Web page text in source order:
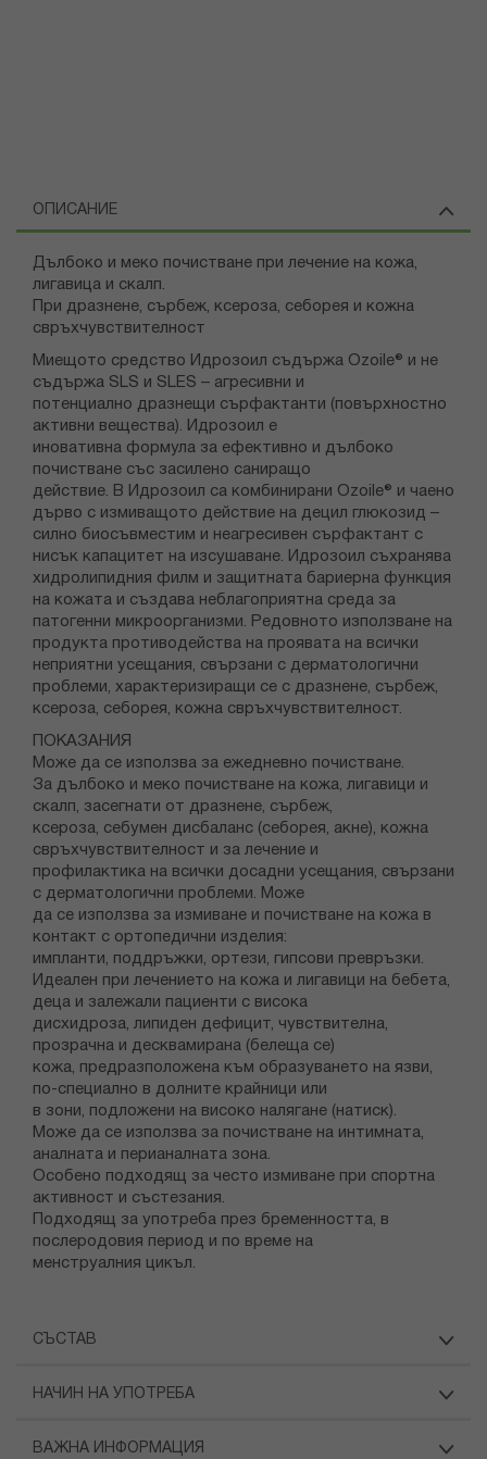
ОПИСАНИЕ
Дълбоко и меко почистване при лечение на кожа,
лигавица и скалп.
При дразнене, сърбеж, ксероза, себорея и кожна
свръхчувствителност
Миещото средство Идрозоил съдържа Ozoile® и не
съдържа SLS и SLES – агресивни и
потенциално дразнещи сърфактанти (повърхностно
активни вещества). Идрозоил е
иновативна формула за ефективно и дълбоко
почистване със засилено саниращо
действие. В Идрозоил са комбинирани Ozoile® и чаено
дърво с измиващото действие на децил глюкозид –
силно биосъвместим и неагресивен сърфактант с
нисък капацитет на изсушаване. Идрозоил съхранява
хидролипидния филм и защитната бариерна функция
на кожата и създава неблагоприятна среда за
патогенни микроорганизми. Редовното използване на
продукта противодейства на проявата на всички
неприятни усещания, свързани с дерматологични
проблеми, характеризиращи се с дразнене, сърбеж,
ксероза, себорея, кожна свръхчувствителност.
ПОКАЗАНИЯ
Може да се използва за ежедневно почистване.
За дълбоко и меко почистване на кожа, лигавици и
скалп, засегнати от дразнене, сърбеж,
ксероза, себумен дисбаланс (себорея, акне), кожна
свръхчувствителност и за лечение и
профилактика на всички досадни усещания, свързани
с дерматологични проблеми. Може
да се използва за измиване и почистване на кожа в
контакт с ортопедични изделия:
импланти, поддръжки, ортези, гипсови превръзки.
Идеален при лечението на кожа и лигавици на бебета,
деца и залежали пациенти с висока
дисхидроза, липиден дефицит, чувствителна,
прозрачна и десквамирана (белеща се)
кожа, предразположена към образуването на язви,
по-специално в долните крайници или
в зони, подложени на високо налягане (натиск).
Може да се използва за почистване на интимната,
аналната и перианалната зона.
Особено подходящ за често измиване при спортна
активност и състезания.
Подходящ за употреба през бременността, в
послеродовия период и по време на
менструалния цикъл.
СЪСТАВ
НАЧИН НА УПОТРЕБА
ВАЖНА ИНФОРМАЦИЯ